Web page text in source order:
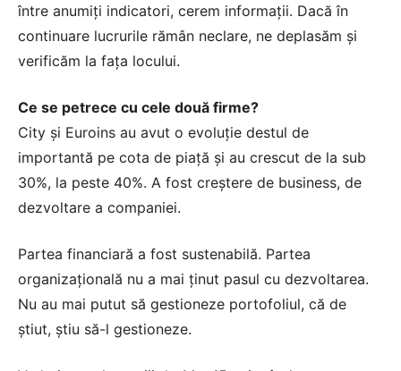
între anumiţi indicatori, cerem informaţii. Dacă în
continuare lucrurile rămân neclare, ne deplasăm şi
verificăm la faţa locului.
Ce se petrece cu cele două firme?
City şi Euroins au avut o evoluţie destul de
importantă pe cota de piaţă şi au crescut de la sub
30%, la peste 40%. A fost creştere de business, de
dezvoltare a companiei.
Partea financiară a fost sustenabilă. Partea
organizaţională nu a mai ţinut pasul cu dezvoltarea.
Nu au mai putut să gestioneze portofoliul, că de
ştiut, ştiu să-l gestioneze.